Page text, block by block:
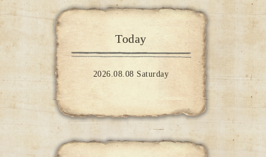
Today
2026.08.08 Saturday